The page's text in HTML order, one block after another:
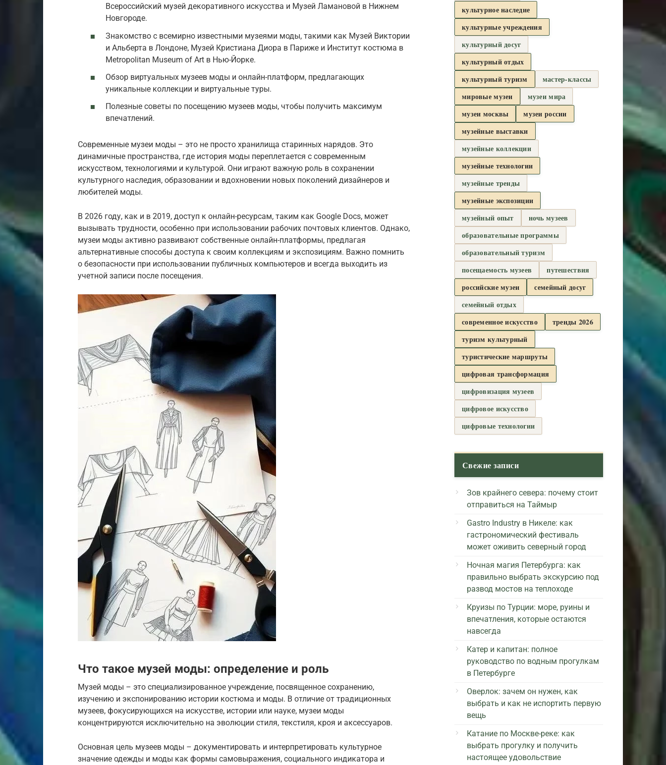
Всероссийский музей декоративного искусства и Музей Ламановой в Нижнем
Новгороде.
Знакомство с всемирно известными музеями моды, такими как Музей Виктории
и Альберта в Лондоне, Музей Кристиана Диора в Париже и Институт костюма в
Metropolitan Museum of Art в Нью-Йорке.
Обзор виртуальных музеев моды и онлайн-платформ, предлагающих
уникальные коллекции и виртуальные туры.
Полезные советы по посещению музеев моды, чтобы получить максимум
впечатлений.
Современные музеи моды – это не просто хранилища старинных нарядов. Это
динамичные пространства, где история моды переплетается с современным
искусством, технологиями и культурой. Они играют важную роль в сохранении
культурного наследия, образовании и вдохновении новых поколений дизайнеров и
любителей моды.
В 2026 году, как и в 2019, доступ к онлайн-ресурсам, таким как Google Docs, может
вызывать трудности, особенно при использовании рабочих почтовых клиентов. Однако,
музеи моды активно развивают собственные онлайн-платформы, предлагая
альтернативные способы доступа к своим коллекциям и экспозициям. Важно помнить
о безопасности при использовании публичных компьютеров и всегда выходить из
учетной записи после посещения.
Что такое музей моды: определение и роль
Музей моды – это специализированное учреждение, посвященное сохранению,
изучению и экспонированию истории костюма и моды. В отличие от традиционных
музеев, фокусирующихся на искусстве, истории или науке, музеи моды
концентрируются исключительно на эволюции стиля, текстиля, кроя и аксессуаров.
Основная цель музеев моды – документировать и интерпретировать культурное
значение одежды и моды как формы самовыражения, социального индикатора и
культурное наследие
культурные учреждения
культурный досуг
культурный отдых
культурный туризм
мастер-классы
мировые музеи
музеи мира
музеи москвы
музеи россии
музейные выставки
музейные коллекции
музейные технологии
музейные тренды
музейные экспозиции
музейный опыт
ночь музеев
образовательные программы
образовательный туризм
посещаемость музеев
путешествия
российские музеи
семейный досуг
семейный отдых
современное искусство
тренды 2026
туризм культурный
туристические маршруты
цифровая трансформация
цифровизация музеев
цифровое искусство
цифровые технологии
Свежие записи
Зов крайнего севера: почему стоит
отправиться на Таймыр
Gastro Industry в Никеле: как
гастрономический фестиваль
может оживить северный город
Ночная магия Петербурга: как
правильно выбрать экскурсию под
развод мостов на теплоходе
Круизы по Турции: море, руины и
впечатления, которые остаются
навсегда
Катер и капитан: полное
руководство по водным прогулкам
в Петербурге
Оверлок: зачем он нужен, как
выбрать и как не испортить первую
вещь
Катание по Москве-реке: как
выбрать прогулку и получить
настоящее удовольствие